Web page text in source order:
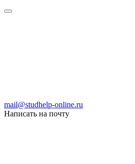
mail@studhelp-online.ru
Написать на почту